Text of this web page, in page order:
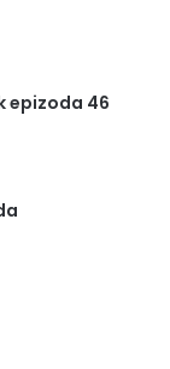
epizoda 46